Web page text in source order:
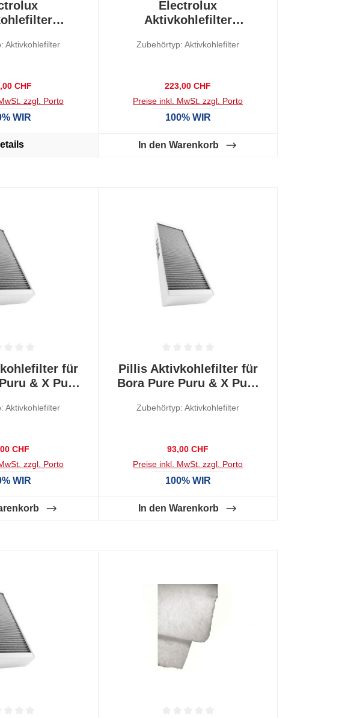
Aktivkohlefilter
Preis:
CHF
zzgl. Porto
WIR
Electrolux
Aktivkohlefilter
MCFB80
Zubehörtyp: Aktivkohlefilter
Regulärer Preis:
223,00 CHF
Preise inkl. MwSt. zzgl. Porto
100% WIR
In den Warenkorb
Bewertung von 0 von 5 Sternen
für
& X Pure
Aktivkohlefilter
Preis:
CHF
zzgl. Porto
WIR
Durchschnittliche Bewertung von 0 von 5 Sternen
Pillis Aktivkohlefilter für
Bora Pure Puru & X Pure
Zubehörtyp: Aktivkohlefilter
Regulärer Preis:
93,00 CHF
Preise inkl. MwSt. zzgl. Porto
100% WIR
In den Warenkorb